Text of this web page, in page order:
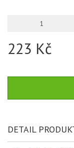
223 Kč
DETAIL